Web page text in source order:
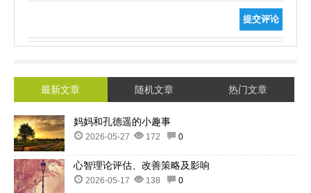
提交评论
最新文章 随机文章 热门文章
妈妈和孔德遥的小趣事
2026-05-27 172 0
心智理论评估、改善策略及影响
2026-05-17 138 0